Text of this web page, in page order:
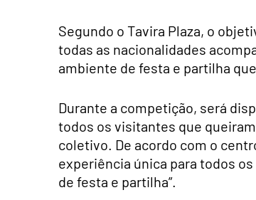
Segundo o Tavira Plaza, o
todas as nacionalidades
ambiente de festa e partilha
Durante a competição, será
todos os visitantes que
coletivo. De acordo com o
experiência única para todos
de festa e partilha”.